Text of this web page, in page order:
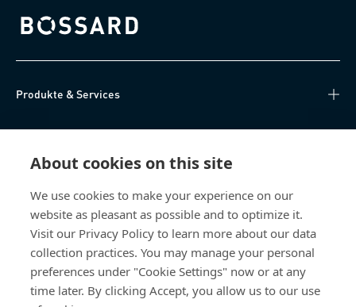
About cookies on this site
We use cookies to make your experience on our
website as pleasant as possible and to optimize it.
Visit our Privacy Policy to learn more about our data
collection practices. You may manage your personal
preferences under "Cookie Settings" now or at any
time later. By clicking Accept, you allow us to our use
Bossard homepage
Produkte & Services
Wissen
Über uns
Bossard Schweiz
Steinhauserstrasse 70